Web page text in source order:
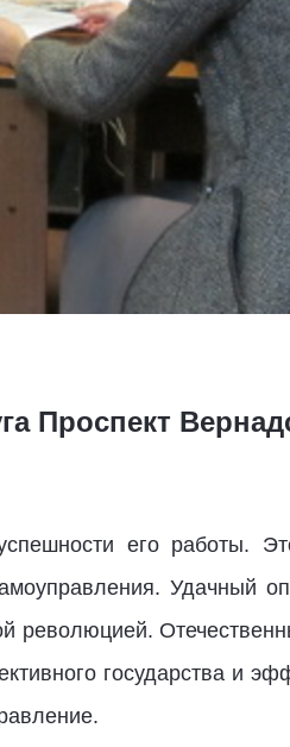
Проспект
его работы.
Удачный
революцией.
государства и